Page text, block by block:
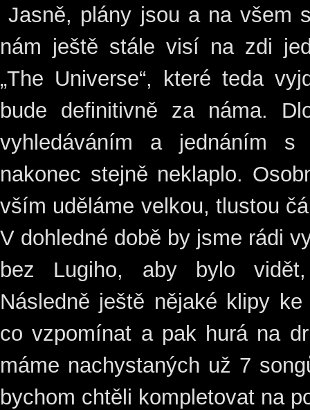
Jasně, plány jsou a na všem
nám ještě stále visí na zdi
„The Universe“, které teda
bude definitivně za náma.
vyhledáváním a jednáním s
nakonec stejně neklaplo.
vším uděláme velkou, tlustou
V dohledné době by jsme rádi
bez Lugiho, aby bylo
Následně ještě nějaké klipy
co vzpomínat a pak hurá na
máme nachystaných už 7
bychom chtěli kompletovat na